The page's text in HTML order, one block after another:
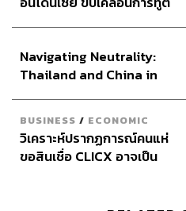
พระอาทิตย์ก็ขึ้นแล้ว ทุกคนจะเ
เสนีย์ จริงๆ ไม่เกี่ยวกันเลย มา
พระอาทิตย์ขึ้น นึกอะไรไม่ออก
สุริยาหีบศพ”
“เริ่มต้นที่สาขาพรานนก สร้าง
อุปการะและผู้อุปถัมภ์เยอะใน
ลำบากเพราะครอบครัวต่อต้าน
สุริยาหีบศพ และมีโอกาสได้เข้
อินโดนีเซีย
Navigating Neutrality:
Thailand and China in
BUSINESS / ECONOMIC
วิเคราะห์ปรากฏการณ์คนแห่
ขอสินเชื่อ CLICX อาจเป็น